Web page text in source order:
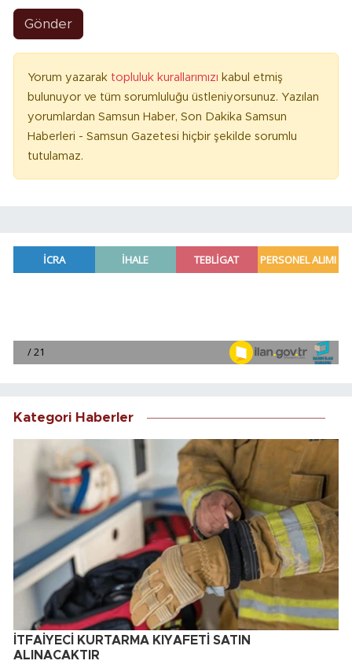
Gönder
Yorum yazarak topluluk kurallarımızı kabul etmiş
bulunuyor ve tüm sorumluluğu üstleniyorsunuz. Yazılan
yorumlardan Samsun Haber, Son Dakika Samsun
Haberleri - Samsun Gazetesi hiçbir şekilde sorumlu
tutulamaz.
Kategori Haberler
İTFAİYECİ KURTARMA KIYAFETİ SATIN
ALINACAKTIR